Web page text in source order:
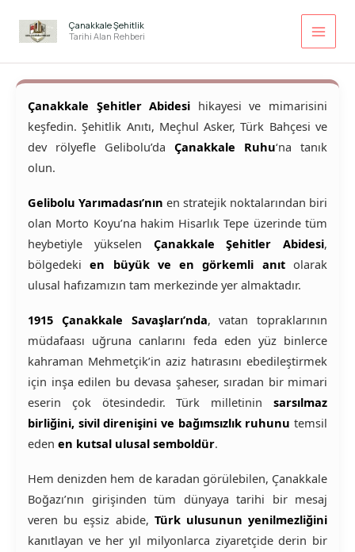
atla
Çanakkale Şehitlik
Tarihi Alan Rehberi
Çanakkale Şehitler Abidesi hikayesi ve mimarisini
keşfedin. Şehitlik Anıtı, Meçhul Asker, Türk Bahçesi ve
dev rölyefle Gelibolu’da Çanakkale Ruhu‘na tanık
olun.
Gelibolu Yarımadası’nın en stratejik noktalarından biri
olan Morto Koyu’na hakim Hisarlık Tepe üzerinde tüm
heybetiyle yükselen Çanakkale Şehitler Abidesi,
bölgedekien büyük ve en görkemli anıtolarak
ulusal hafızamızın tam merkezinde yer almaktadır.
1915 Çanakkale Savaşları’nda, vatan topraklarının
müdafaası uğruna canlarını feda eden yüz binlerce
kahraman Mehmetçik’in aziz hatırasını ebedileştirmek
için inşa edilen bu devasa şaheser, sıradan bir mimari
eserin çok ötesindedir. Türk milletinin sarsılmaz
birliğini, sivil direnişini ve bağımsızlık ruhunu temsil
eden en kutsal ulusal semboldür.
Hem denizden hem de karadan görülebilen, Çanakkale
Boğazı’nın girişinden tüm dünyaya tarihi bir mesaj
veren bu eşsiz abide, Türk ulusunun yenilmezliğini
kanıtlayan ve her yıl milyonlarca ziyaretçide derin bir